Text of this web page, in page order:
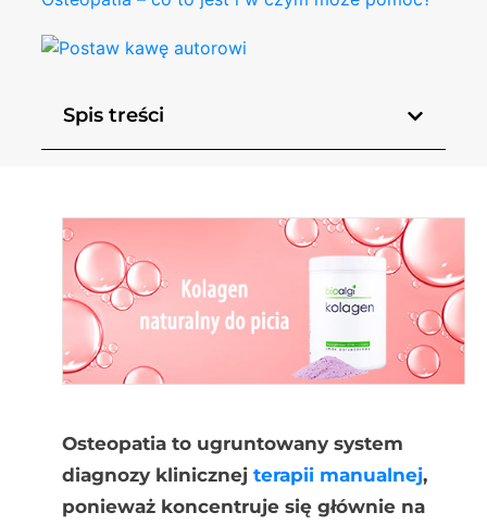
Spis treści
Osteopatia to ugruntowany system
diagnozy klinicznej terapii manualnej,
ponieważ koncentruje się głównie na